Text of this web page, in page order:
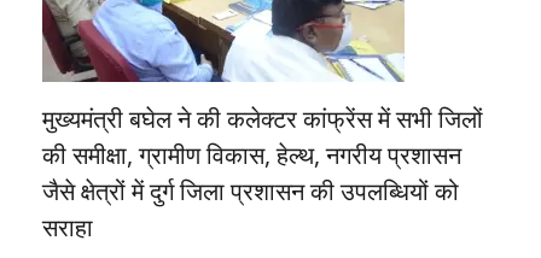
मुख्यमंत्री बघेल ने की कलेक्टर कांफ्रेंस में सभी जिलों
की समीक्षा, ग्रामीण विकास, हेल्थ, नगरीय प्रशासन
जैसे क्षेत्रों में दुर्ग जिला प्रशासन की उपलब्धियों को
सराहा